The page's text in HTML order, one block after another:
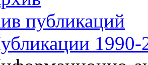
публикаций
1990-